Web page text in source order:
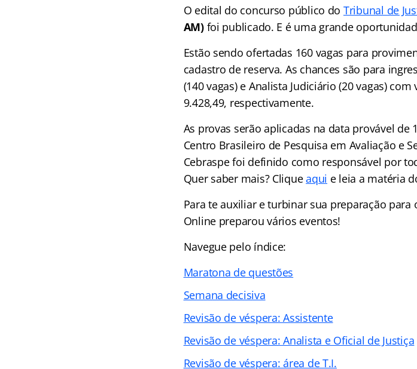
O edital do concurso público do Tribunal de
AM) foi publicado. E é uma grande
Estão sendo ofertadas 160 vagas para
cadastro de reserva. As chances são para
(140 vagas) e Analista Judiciário (20 vagas)
9.428,49, respectivamente.
As provas serão aplicadas na data provável
Centro Brasileiro de Pesquisa em Avaliação e
Cebraspe foi definido como responsável por
Quer saber mais? Cliqueaqui e leia a matéria
Para te auxiliar e turbinar sua preparação
Online preparou vários eventos!
Navegue pelo índice:
Maratona de questões
Semana decisiva
Revisão de véspera: Assistente
Revisão de véspera: Analista e Oficial de Justiça
Revisão de véspera: área de T.I.